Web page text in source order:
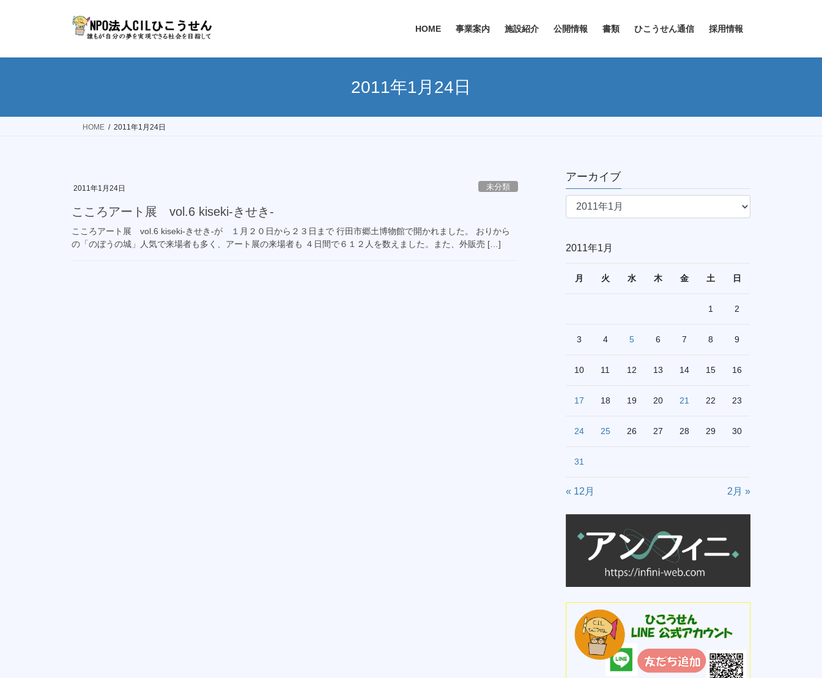
HOME 事業案内 施設紹介 公開情報 書類 ひこうせん通信 採用情報
2011年1月24日
HOME 2011年1月24日
2011年1月24日 未分類
こころアート展 vol.6 kiseki-きせき-
こころアート展 vol.6 kiseki-きせき-が １月２０日から２３日まで 行田市郷土博物館で開かれました。 おりから
の「のぼうの城」人気で来場者も多く、アート展の来場者も ４日間で６１２人を数えました。また、外販売 […]
アーカイブ
ア
ブ
2011年1月
月 火 水 木 金 土 日
1 2
3 4 5 6 7 8 9
10 11 12 13 14 15 16
17 18 19 20 21 22 23
24 25 26 27 28 29 30
31
« 12月 2月 »